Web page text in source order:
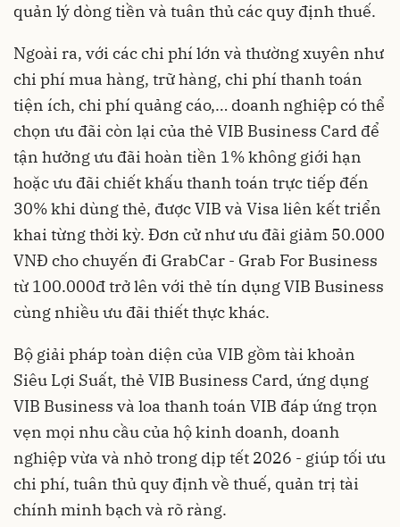
quản lý dòng tiền và tuân thủ các quy định thuế.
Ngoài ra, với các chi phí lớn và thường xuyên như
chi phí mua hàng, trữ hàng, chi phí thanh toán
tiện ích, chi phí quảng cáo,… doanh nghiệp có thể
chọn ưu đãi còn lại của thẻ VIB Business Card để
tận hưởng ưu đãi hoàn tiền 1% không giới hạn
hoặc ưu đãi chiết khấu thanh toán trực tiếp đến
30% khi dùng thẻ, được VIB và Visa liên kết triển
khai từng thời kỳ. Đơn cử như ưu đãi giảm 50.000
VNĐ cho chuyến đi GrabCar - Grab For Business
từ 100.000đ trở lên với thẻ tín dụng VIB Business
cùng nhiều ưu đãi thiết thực khác.
Bộ giải pháp toàn diện của VIB gồm tài khoản
Siêu Lợi Suất, thẻ VIB Business Card, ứng dụng
VIB Business và loa thanh toán VIB đáp ứng trọn
vẹn mọi nhu cầu của hộ kinh doanh, doanh
nghiệp vừa và nhỏ trong dịp tết 2026 - giúp tối ưu
chi phí, tuân thủ quy định về thuế, quản trị tài
chính minh bạch và rõ ràng.